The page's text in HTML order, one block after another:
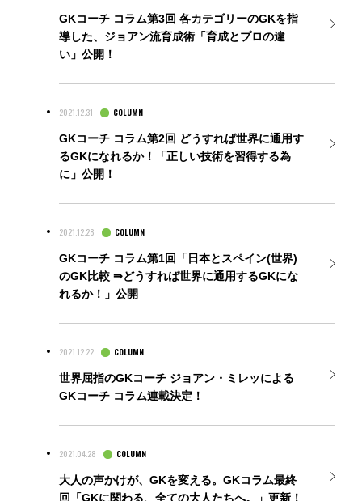
GKコーチ コラム第3回 各カテゴリーのGKを指
導した、ジョアン流育成術「育成とプロの違
い」公開！
2021.12.31 COLUMN
GKコーチ コラム第2回 どうすれば世界に通用す
るGKになれるか！「正しい技術を習得する為
に」公開！
2021.12.28 COLUMN
GKコーチ コラム第1回「日本とスペイン(世界)
のGK比較 ⇛どうすれば世界に通用するGKにな
れるか！」公開
2021.12.22 COLUMN
世界屈指のGKコーチ ジョアン・ミレッによる
GKコーチ コラム連載決定！
2021.04.28 COLUMN
大人の声かけが、GKを変える。GKコラム最終
回「GKに関わる、全ての大人たちへ。」更新！